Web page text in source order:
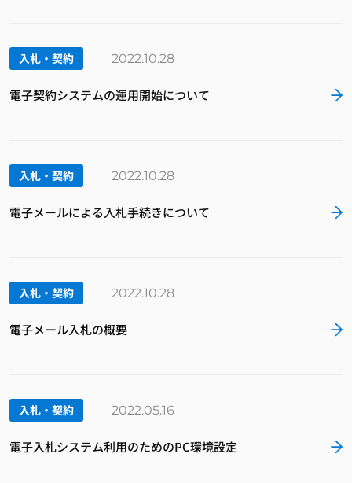
入札・契約 2022.10.28
電子契約システムの運用開始について
入札・契約 2022.10.28
電子メールによる入札手続きについて
入札・契約 2022.10.28
電子メール入札の概要
入札・契約 2022.05.16
電子入札システム利用のためのPC環境設定